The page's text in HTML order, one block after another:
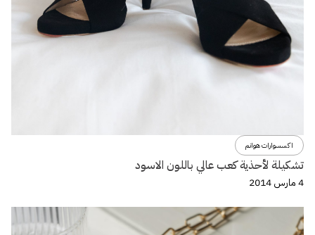
اكسسوارات هوانم
تشكيلة لأحذية كعب عالي باللون الاسود
4 مارس 2014